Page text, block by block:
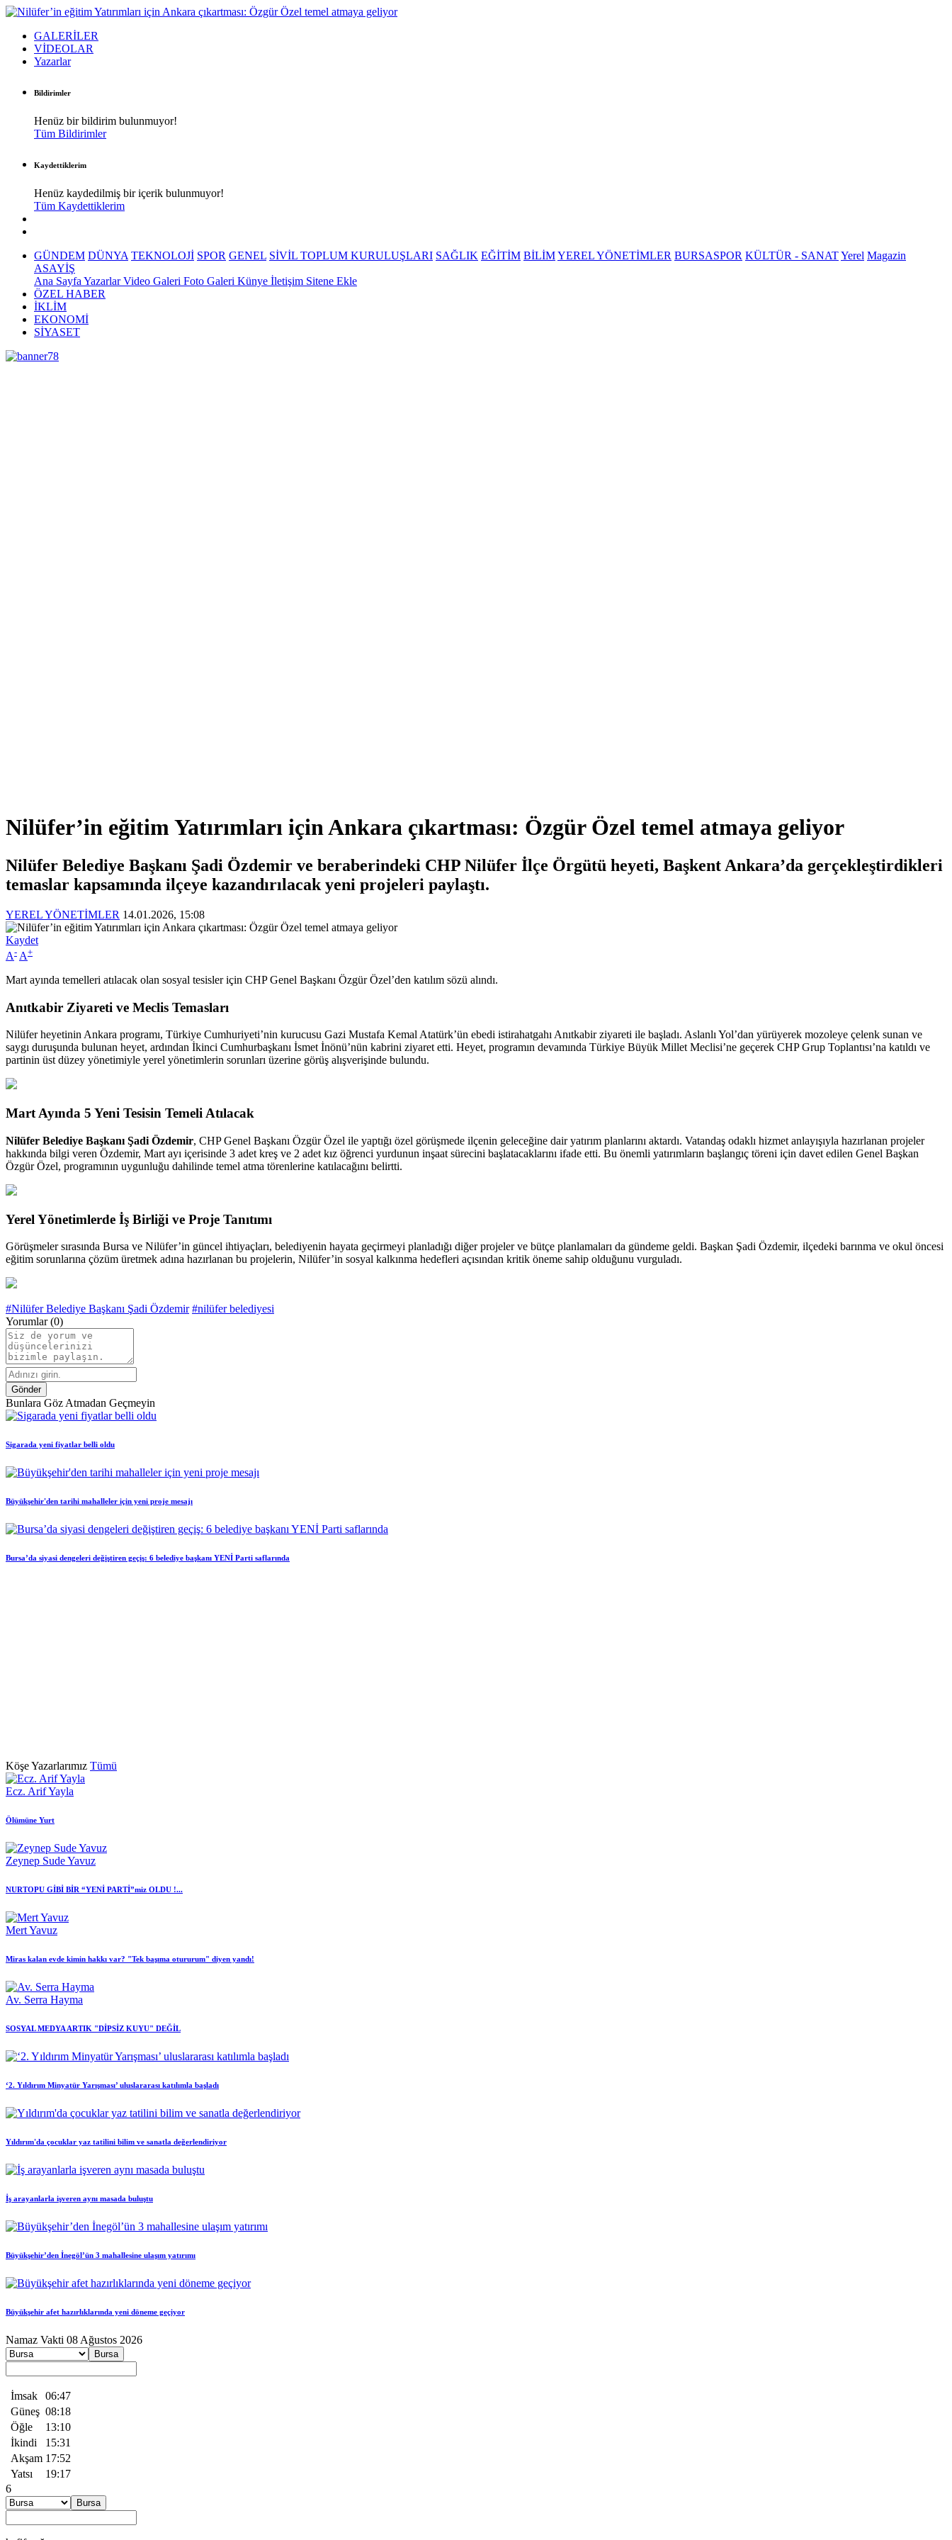
GALERİLER
VİDEOLAR
Yazarlar
Bildirimler
Henüz bir bildirim bulunmuyor!
Tüm Bildirimler
Kaydettiklerim
Henüz kaydedilmiş bir içerik bulunmuyor!
Tüm Kaydettiklerim
GÜNDEM DÜNYA TEKNOLOJİ SPOR GENEL SİVİL TOPLUM KURULUŞLARI SAĞLIK EĞİTİM BİLİMYEREL YÖNETİMLER BURSASPOR KÜLTÜR - SANATYerel Magazin
ASAYİŞ
Ana Sayfa YazarlarVideo Galeri Foto Galeri Künye İletişim Sitene Ekle
ÖZEL HABER
İKLİM
EKONOMİ
SİYASET
Nilüfer’in eğitim Yatırımları için Ankara çıkartması: Özgür Özel temel atmaya geliyor
Nilüfer Belediye Başkanı Şadi Özdemir ve beraberindeki CHP Nilüfer İlçe Örgütü heyeti, Başkent Ankara’da gerçekleştirdikleri
temaslar kapsamında ilçeye kazandırılacak yeni projeleri paylaştı.
YEREL YÖNETİMLER 14.01.2026, 15:08
Kaydet
A- A+
Mart ayında temelleri atılacak olan sosyal tesisler için CHP Genel Başkanı Özgür Özel’den katılım sözü alındı.
Anıtkabir Ziyareti ve Meclis Temasları
Nilüfer heyetinin Ankara programı, Türkiye Cumhuriyeti’nin kurucusu Gazi Mustafa Kemal Atatürk’ün ebedi istirahatgahı Anıtkabir ziyareti ile başladı. Aslanlı Yol’dan yürüyerek mozoleye çelenk sunan ve
saygı duruşunda bulunan heyet, ardından İkinci Cumhurbaşkanı İsmet İnönü’nün kabrini ziyaret etti. Heyet, programın devamında Türkiye Büyük Millet Meclisi’ne geçerek CHP Grup Toplantısı’na katıldı ve
partinin üst düzey yönetimiyle yerel yönetimlerin sorunları üzerine görüş alışverişinde bulundu.
Mart Ayında 5 Yeni Tesisin Temeli Atılacak
Nilüfer Belediye Başkanı Şadi Özdemir, CHP Genel Başkanı Özgür Özel ile yaptığı özel görüşmede ilçenin geleceğine dair yatırım planlarını aktardı. Vatandaş odaklı hizmet anlayışıyla hazırlanan projeler
hakkında bilgi veren Özdemir, Mart ayı içerisinde 3 adet kreş ve 2 adet kız öğrenci yurdunun inşaat sürecini başlatacaklarını ifade etti. Bu önemli yatırımların başlangıç töreni için davet edilen Genel Başkan
Özgür Özel, programının uygunluğu dahilinde temel atma törenlerine katılacağını belirtti.
Yerel Yönetimlerde İş Birliği ve Proje Tanıtımı
Görüşmeler sırasında Bursa ve Nilüfer’in güncel ihtiyaçları, belediyenin hayata geçirmeyi planladığı diğer projeler ve bütçe planlamaları da gündeme geldi. Başkan Şadi Özdemir, ilçedeki barınma ve okul öncesi
eğitim sorunlarına çözüm üretmek adına hazırlanan bu projelerin, Nilüfer’in sosyal kalkınma hedefleri açısından kritik öneme sahip olduğunu vurguladı.
#Nilüfer Belediye Başkanı Şadi Özdemir #nilüfer belediyesi
Yorumlar(0)
Gönder
Bunlara Göz Atmadan Geçmeyin
Sigarada yeni fiyatlar belli oldu
Büyükşehir'den tarihi mahalleler için yeni proje mesajı
Bursa’da siyasi dengeleri değiştiren geçiş: 6 belediye başkanı YENİ Parti saflarında
KöşeYazarlarımız Tümü
Ecz. Arif Yayla
Ölümüne Yurt
Zeynep Sude Yavuz
NURTOPU GİBİ BİR “YENİ PARTİ”miz OLDU !...
Mert Yavuz
Miras kalan evde kimin hakkı var? "Tek başıma otururum" diyen yandı!
Av. Serra Hayma
SOSYAL MEDYA ARTIK "DİPSİZ KUYU" DEĞİL
‘2. Yıldırım Minyatür Yarışması’ uluslararası katılımla başladı
Yıldırım'da çocuklar yaz tatilini bilim ve sanatla değerlendiriyor
İş arayanlarla işveren aynı masada buluştu
Büyükşehir’den İnegöl’ün 3 mahallesine ulaşım yatırımı
Büyükşehir afet hazırlıklarında yeni döneme geçiyor
Namaz Vakti 08 Ağustos 2026
Bursa
İmsak
06:47
Güneş 08:18
Öğle
13:10
İkindi
15:31
Akşam 17:52
Yatsı
19:17
6
Bursa